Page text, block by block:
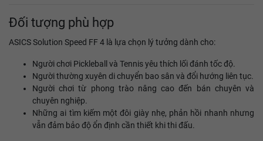
Đối tượng phù hợp
ASICS Solution Speed FF 4 là lựa chọn lý tưởng dành cho:
Người chơi Pickleball và Tennis yêu thích lối đánh tốc độ.
Người thường xuyên di chuyển bao sân và đổi hướng liên tục.
Người chơi từ phong trào nâng cao đến bán chuyên và
chuyên nghiệp.
Những ai tìm kiếm một đôi giày nhẹ, phản hồi nhanh nhưng
vẫn đảm bảo độ ổn định cần thiết khi thi đấu.